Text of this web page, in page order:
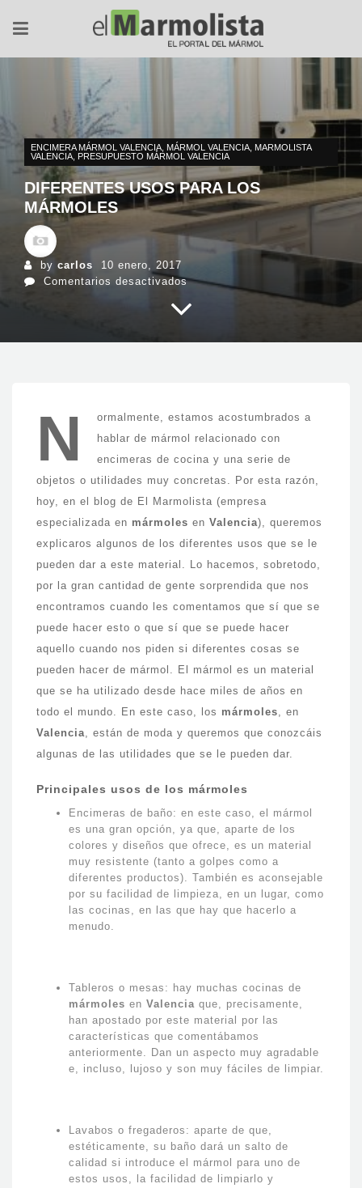
ENCIMERA MÁRMOL VALENCIA MÁRMOL VALENCIA MARMOLISTA
VALENCIA PRESUPUESTO MÁRMOL VALENCIA
DIFERENTES USOS PARA LOS
MÁRMOLES
by carlos
10 enero, 2017
Comentarios desactivadosen
Diferentes
usos
para
N
ormalmente, estamos acostumbrados a
hablar de mármol relacionado con
encimeras de cocina y una serie de
objetos o utilidades muy concretas. Por esta razón,
hoy, en el blog de El Marmolista (empresa
especializada en mármoles en Valencia), queremos
explicaros algunos de los diferentes usos que se le
pueden dar a este material. Lo hacemos, sobretodo,
por la gran cantidad de gente sorprendida que nos
encontramos cuando les comentamos que sí que se
puede hacer esto o que sí que se puede hacer
aquello cuando nos piden si diferentes cosas se
pueden hacer de mármol. El mármol es un material
que se ha utilizado desde hace miles de años en
todo el mundo. En este caso, los mármoles, en
Valencia, están de moda y queremos que conozcáis
algunas de las utilidades que se le pueden dar.
Principales usos de los mármoles
Encimeras de baño: en este caso, el mármol
es una gran opción, ya que, aparte de los
colores y diseños que ofrece, es un material
muy resistente (tanto a golpes como a
diferentes productos). También es aconsejable
por su facilidad de limpieza, en un lugar, como
las cocinas, en las que hay que hacerlo a
menudo.
Tableros o mesas: hay muchas cocinas de
mármoles en Valencia que, precisamente,
han apostado por este material por las
características que comentábamos
anteriormente. Dan un aspecto muy agradable
e, incluso, lujoso y son muy fáciles de limpiar.
Lavabos o fregaderos: aparte de que,
estéticamente, su baño dará un salto de
calidad si introduce el mármol para uno de
estos usos, la facilidad de limpiarlo y